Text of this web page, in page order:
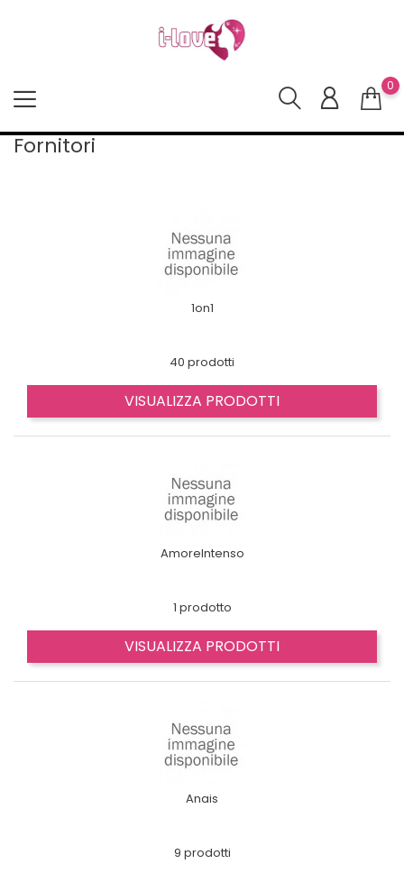
0
Fornitori
1on1
40 prodotti
VISUALIZZA PRODOTTI
AmoreIntenso
1 prodotto
VISUALIZZA PRODOTTI
Anais
9 prodotti